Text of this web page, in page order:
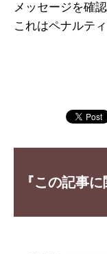
メッセージを確
これはペナルテ
『この記事